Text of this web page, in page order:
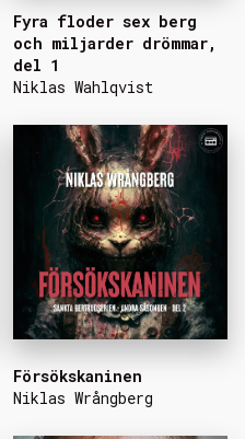
Fyra floder sex berg
och miljarder drömmar,
del 1
Niklas Wahlqvist
Försökskaninen
Niklas Wrångberg